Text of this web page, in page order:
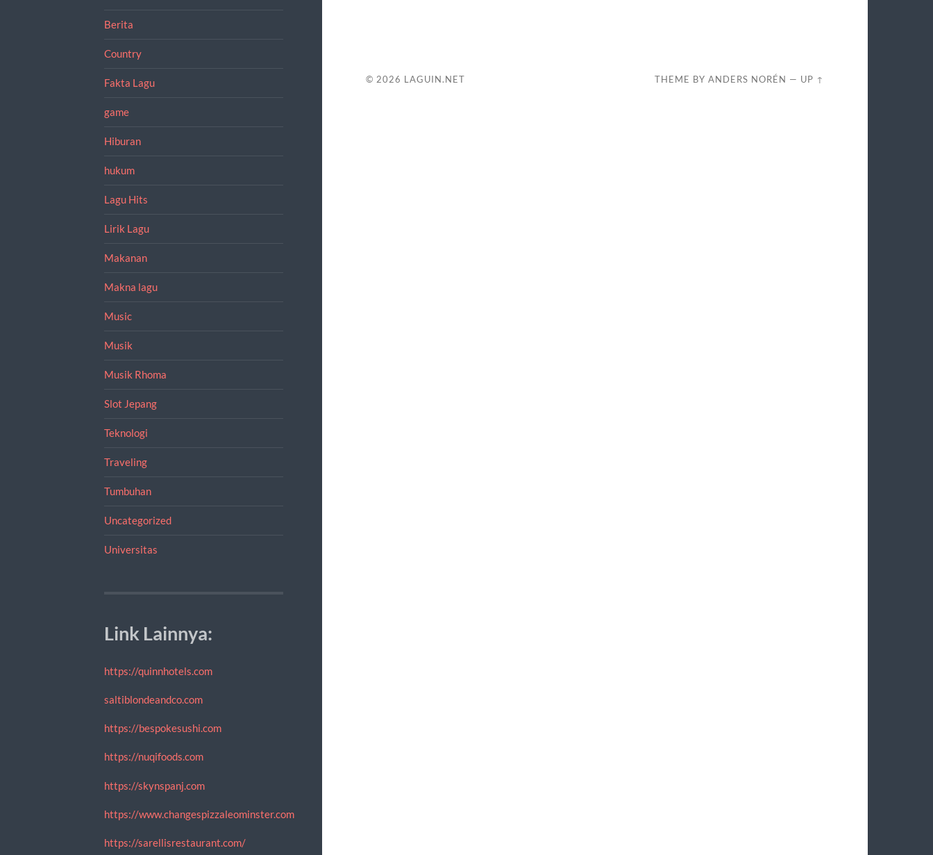
Berita
Country
Fakta Lagu
game
Hiburan
hukum
Lagu Hits
Lirik Lagu
Makanan
Makna lagu
Music
Musik
Musik Rhoma
Slot Jepang
Teknologi
Traveling
Tumbuhan
Uncategorized
Universitas
Link Lainnya:
https://quinnhotels.com
saltiblondeandco.com
https://bespokesushi.com
https://nuqifoods.com
https://skynspanj.com
https://www.changespizzaleominster.com
https://sarellisrestaurant.com/
© 2026 LAGUIN.NET THEME BYANDERS NORÉN — UP ↑